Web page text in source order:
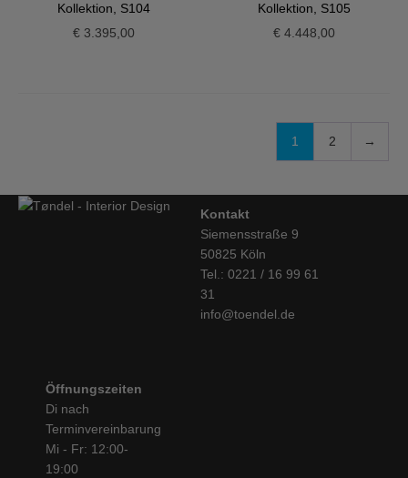
Kollektion, S104
€3.395,00
Kollektion, S105
€ 4.448,00
1 2 →
Kontakt
Siemensstraße 9
50825 Köln
Tel.: 0221 / 16 99 61
31
info@toendel.de
Öffnungszeiten
Di nach
Terminvereinbarung
Mi - Fr: 12:00-
19:00